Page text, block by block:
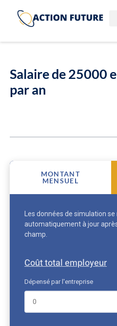
Salaire de 25000
par an
MONTANT
MENSUEL
Les données de simulation
automatiquement à jour
champ.
Coût total employeur
Dépensé par l'entreprise